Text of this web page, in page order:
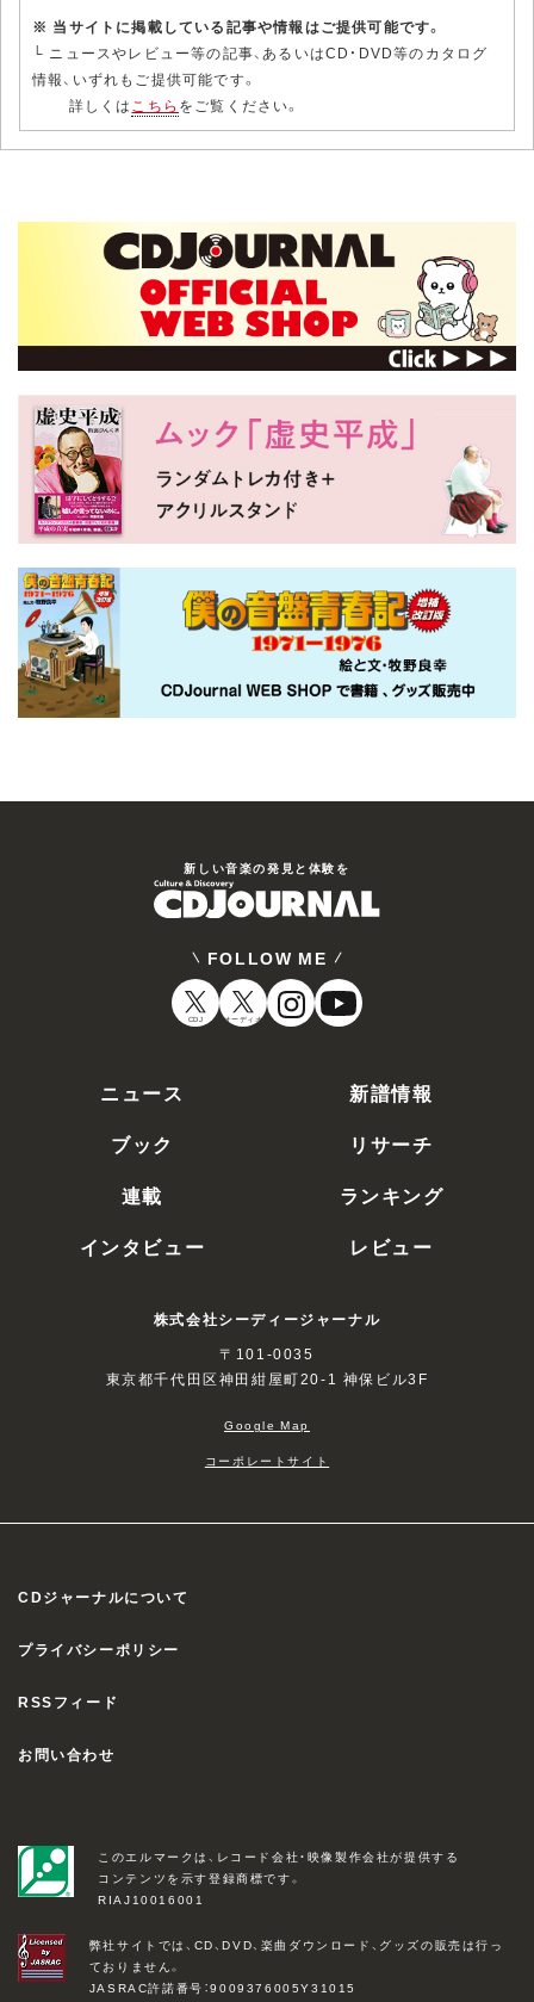
※ 当サイトに掲載している記事や情報はご提供可能です。
└ ニュースやレビュー等の記事、あるいはCD・DVD等のカタログ
情報、いずれもご提供可能です。
詳しくはこちら をご覧ください。
新しい⾳楽の発⾒と体験を
FOLLOW ME
CDJ オーディオ
ニュース
新譜情報
ブック
リサーチ
連載
ランキング
インタビュー
レビュー
株式会社シーディージャーナル
〒101-0035
東京都千代田区神田紺屋町20-1 神保ビル3F
Google Map
コーポレートサイト
CDジャーナルについて
プライバシーポリシー
RSSフィード
お問い合わせ
このエルマークは、レコード会社・映像製作会社が提供する
コンテンツを示す登録商標です。
RIAJ10016001
弊社サイトでは、CD、DVD、楽曲ダウンロード、グッズの販売は行っ
ておりません。
JASRAC許諾番号：9009376005Y31015